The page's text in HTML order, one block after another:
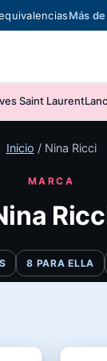
Más
Saint Laurent
Inicio / Nina Ricci
MARCA
8 PARA ELLA